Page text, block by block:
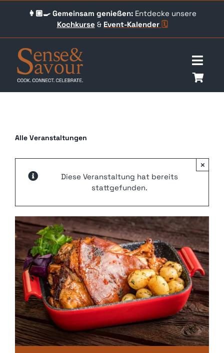
👩🏼‍🍳 Gemeinsam genießen:Entdecke unsere
Kochkurse & Event-Kalender 🗓️
Über uns
Qookingtable Academy
Gutscheine
Kontakt
Mein Account
Warenkorb
Alle Veranstaltungen
Diese Veranstaltung hat bereits
stattgefunden.
×